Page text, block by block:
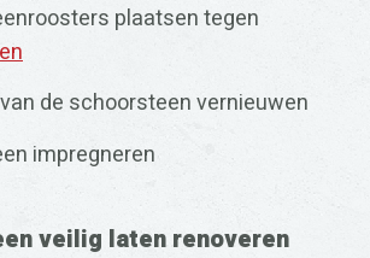
plaatsen tegen
de schoorsteen vernieuwen
impregneren
veilig laten renoveren